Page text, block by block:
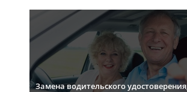
Замена водительского